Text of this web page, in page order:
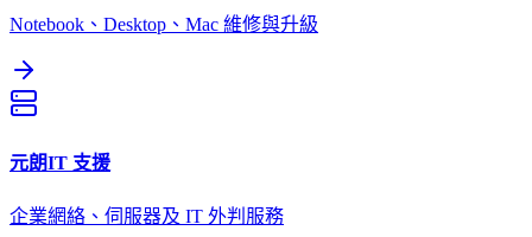
Notebook、Desktop、Mac 維修與升級
元朗IT 支援
企業網絡、伺服器及 IT 外判服務